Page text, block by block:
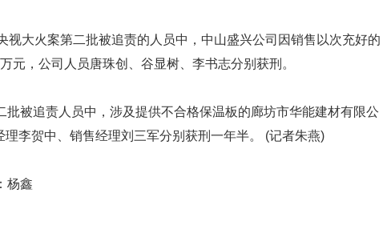
视大火案第二批被追责的人员中，中山盛兴公司因销售以次充好的
元，公司人员唐珠创、谷显树、李书志分别获刑。
批被追责人员中，涉及提供不合格保温板的廊坊市华能建材有限公
李贺中、销售经理刘三军分别获刑一年半。 (记者朱燕)
杨鑫